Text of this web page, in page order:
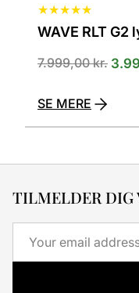
★★★★★
WAVE RLT G2
7.999,00kr.
SE MERE
TILMELDER DIG
Email